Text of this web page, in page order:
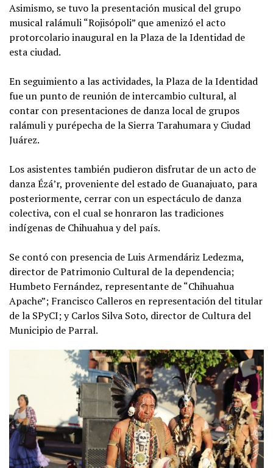
Asimismo, se tuvo la presentación musical del grupo
musical ralámuli “Rojisópoli” que amenizó el acto
protorcolario inaugural en la Plaza de la Identidad de
esta ciudad.
En seguimiento a las actividades, la Plaza de la Identidad
fue un punto de reunión de intercambio cultural, al
contar con presentaciones de danza local de grupos
ralámuli y purépecha de la Sierra Tarahumara y Ciudad
Juárez.
Los asistentes también pudieron disfrutar de un acto de
danza Ézá’r, proveniente del estado de Guanajuato, para
posteriormente, cerrar con un espectáculo de danza
colectiva, con el cual se honraron las tradiciones
indígenas de Chihuahua y del país.
Se contó con presencia de Luis Armendáriz Ledezma,
director de Patrimonio Cultural de la dependencia;
Humbeto Fernández, representante de “Chihuahua
Apache”; Francisco Calleros en representación del titular
de la SPyCI; y Carlos Silva Soto, director de Cultura del
Municipio de Parral.